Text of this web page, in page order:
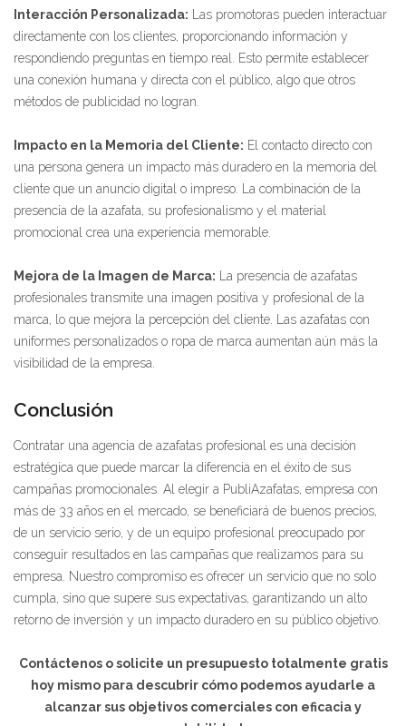
Interacción Personalizada: Las promotoras pueden interactuar
directamente con los clientes, proporcionando información y
respondiendo preguntas en tiempo real. Esto permite establecer
una conexión humana y directa con el público, algo que otros
métodos de publicidad no logran.
Impacto en la Memoria del Cliente: El contacto directo con
una persona genera un impacto más duradero en la memoria del
cliente que un anuncio digital o impreso. La combinación de la
presencia de la azafata, su profesionalismo y el material
promocional crea una experiencia memorable.
Mejora de la Imagen de Marca: La presencia de azafatas
profesionales transmite una imagen positiva y profesional de la
marca, lo que mejora la percepción del cliente. Las azafatas con
uniformes personalizados o ropa de marca aumentan aún más la
visibilidad de la empresa.
Conclusión
Contratar una agencia de azafatas profesional es una decisión
estratégica que puede marcar la diferencia en el éxito de sus
campañas promocionales. Al elegir a PubliAzafatas, empresa con
más de 33 años en el mercado, se beneficiará de buenos precios,
de un servicio serio, y de un equipo profesional preocupado por
conseguir resultados en las campañas que realizamos para su
empresa. Nuestro compromiso es ofrecer un servicio que no solo
cumpla, sino que supere sus expectativas, garantizando un alto
retorno de inversión y un impacto duradero en su público objetivo.
Contáctenos o solicite un presupuesto totalmente gratis
hoy mismo para descubrir cómo podemos ayudarle a
alcanzar sus objetivos comerciales con eficacia y